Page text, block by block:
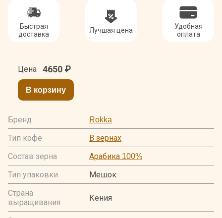
Быстрая
доставка
Лучшая цена
Удобная
оплата
Цена 4650 ₽
В корзину
Бренд
Rokka
Тип кофе
В зернах
Состав зерна
Арабика 100%
Тип упаковки
Мешок
Страна
выращивания
Кения